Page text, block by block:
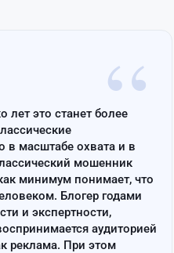
“
лет это станет более
масштабе охвата и в
мошенник
минимум понимает, что
Блогер годами
и экспертности,
аудиторией
реклама. При этом